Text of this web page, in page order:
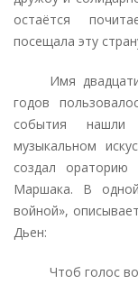
остаётся
посещала эту
Имя
годов
события
музыкальном
создал
Маршака. В
войной»,
Дьен:
Чтоб голос